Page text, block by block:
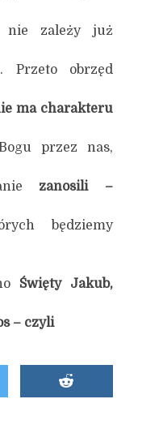
nie zależy już
Przeto obrzęd
ma charakteru
przez nas,
zanosili –
będziemy
Święty Jakub,
– czyli